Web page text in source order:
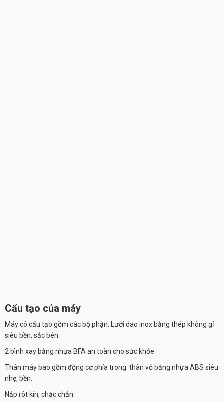
Cấu tạo của máy
Máy có cấu tạo gồm các bộ phận: Lưỡi dao inox bằng thép không gỉ
siêu bền, sắc bén.
2 bình xay bằng nhựa BFA an toàn cho sức khỏe.
Thân máy bao gồm động cơ phía trong. thân vỏ bằng nhựa ABS siêu
nhẹ, bền.
Nắp rót kín, chắc chắn.